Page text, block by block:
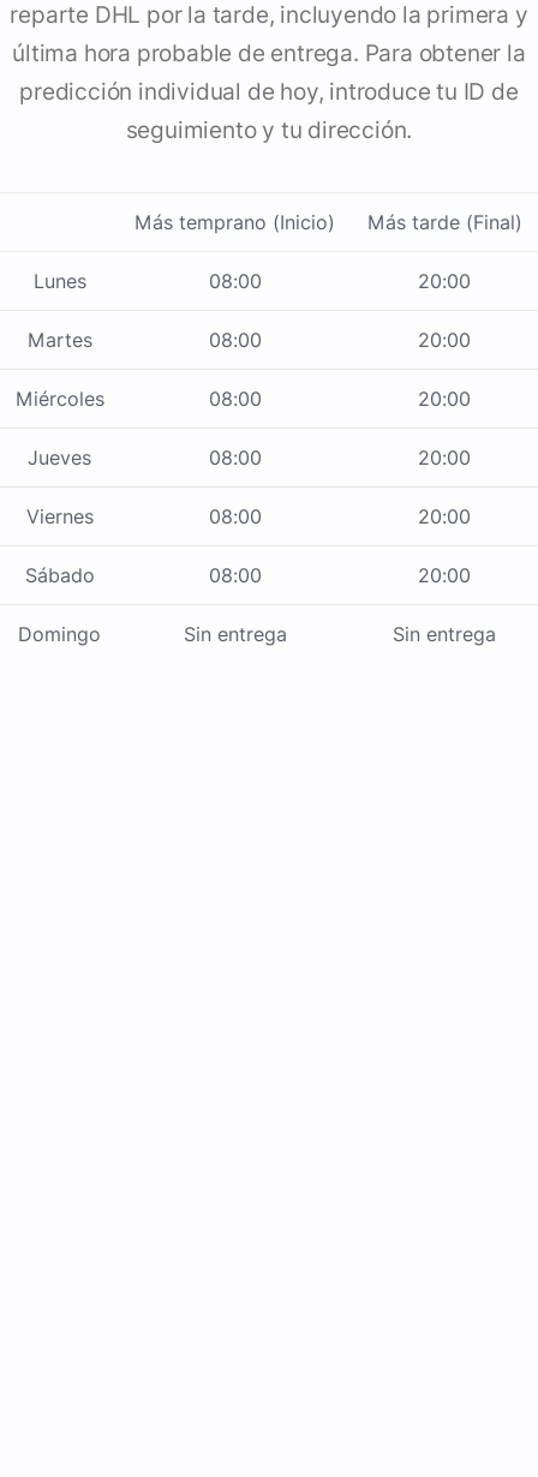
reparte DHL por la tarde, incluyendo la primera y
última hora probable de entrega. Para obtener la
predicción individual de hoy, introduce tu ID de
seguimiento y tu dirección.
Más temprano (Inicio) Más tarde (Final)
Lunes 08:00 20:00
Martes 08:00 20:00
Miércoles 08:00 20:00
Jueves 08:00 20:00
Viernes 08:00 20:00
Sábado 08:00 20:00
Domingo Sin entrega Sin entrega